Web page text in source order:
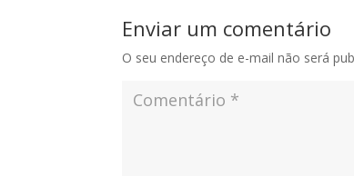
Enviar um comentário
O seu endereço de e-mail não será